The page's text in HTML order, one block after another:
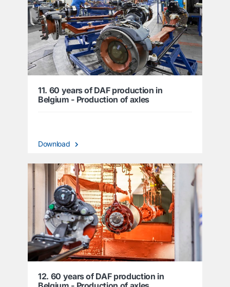
11. 60 years of DAF production in
Belgium - Production of axles
Download
12. 60 years of DAF production in